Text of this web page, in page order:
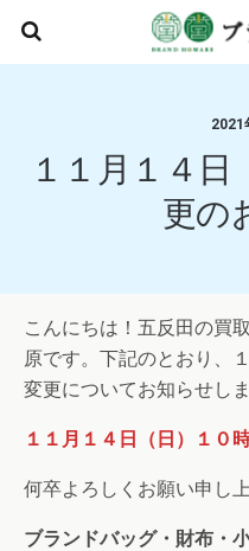
2021
１１月１４日
更の
こんにちは！五反田の買
原です。下記のとおり、
変更についてお知らせしま
１１月１４日（日）１０
何卒よろしくお願い申し上
ブランドバッグ・財布・